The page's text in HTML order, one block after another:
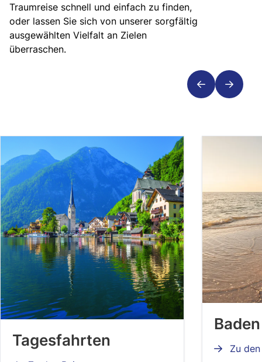
Traumreise schnell und einfach zu finden,
oder lassen Sie sich von unserer sorgfältig
ausgewählten Vielfalt an Zielen
überraschen.
Tagesfahrten Zu